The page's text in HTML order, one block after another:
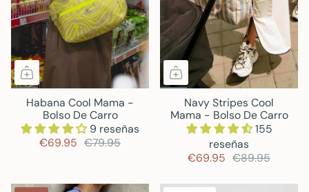
Habana Cool Mama -
Bolso De Carro
9 reseñas
€69.95 €79.95
Navy Stripes Cool
Mama - Bolso De Carro
155
reseñas
€69.95 €89.95